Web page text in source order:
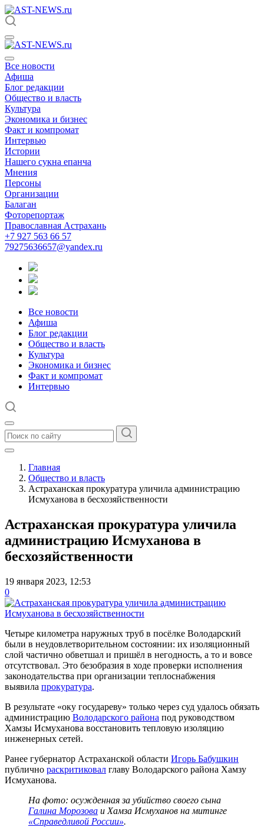
Все новости
Афиша
Блог редакции
Общество и власть
Культура
Экономика и бизнес
Факт и компромат
Интервью
Истории
Нашего сукна епанча
Мнения
Персоны
Организации
Балаган
Фоторепортаж
Православная Астрахань
+7 927 563 66 57
79275636657@yandex.ru
Все новости
Афиша
Блог редакции
Общество и власть
Культура
Экономика и бизнес
Факт и компромат
Интервью
Главная
Общество и власть
Астраханская прокуратура уличила администрацию
Исмуханова в бесхозяйственности
Астраханская прокуратура уличила
администрацию Исмуханова в
бесхозяйственности
19 января 2023, 12:53
0
Четыре километра наружных труб в посёлке Володарский
были в неудовлетворительном состоянии: их изоляционный
слой частично обветшал и пришёл в негодность, а то и вовсе
отсутствовал. Это безобразия в ходе проверки исполнения
законодательства при организации теплоснабжения
выявила прокуратура.
В результате «оку государеву» только через суд удалось обязать
администрацию Володарского района под руководством
Хамзы Исмуханова восстановить тепловую изоляцию
инженерных сетей.
Ранее губернатор Астраханской области Игорь Бабушкин
публично раскритиковал главу Володарского района Хамзу
Исмуханова.
На фото: осужденная за убийство своего сына
Галина Морозова и Хамза Исмуханов на митинге
«Справедливой России».